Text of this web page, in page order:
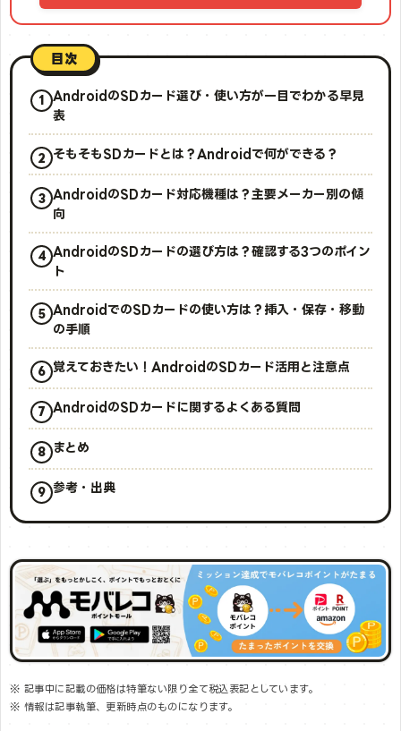
目次
AndroidのSDカード選び・使い方が一目でわかる早見
表
そもそもSDカードとは？Androidで何ができる？
AndroidのSDカード対応機種は？主要メーカー別の傾
向
AndroidのSDカードの選び方は？確認する3つのポイン
ト
AndroidでのSDカードの使い方は？挿入・保存・移動
の手順
覚えておきたい！AndroidのSDカード活用と注意点
AndroidのSDカードに関するよくある質問
まとめ
参考・出典
※ 記事中に記載の価格は特筆ない限り全て税込表記としています。
※ 情報は記事執筆、更新時点のものになります。